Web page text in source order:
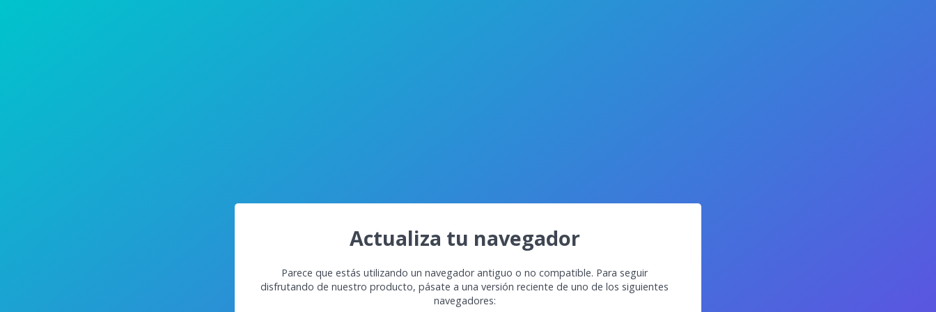
Actualiza tu navegador
Parece que estás utilizando un navegador antiguo o no compatible. Para seguir
disfrutando de nuestro producto, pásate a una versión reciente de uno de los siguientes
navegadores: